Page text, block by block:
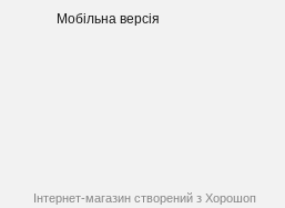
Мобільна версія
Інтернет-магазин створений з Хорошоп